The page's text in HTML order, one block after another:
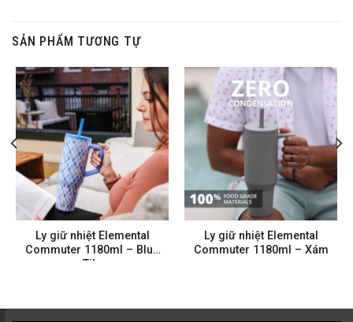
SẢN PHẨM TƯƠNG TỰ
Ly giữ nhiệt Elemental
Commuter 1180ml – Blue
Tile
Ly giữ nhiệt Elemental
Commuter 1180ml – Xám